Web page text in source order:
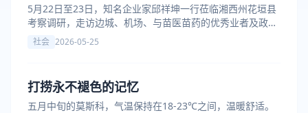
兴产业可持续发展
5月22日至23日，知名企业家邱祥坤一行莅临湘西州花垣县
考察调研，走访边城、机场、与苗医苗药的优秀业者及政府
有关领导和部门沟通交流，共谋发展。
社会 2026-05-25
打捞永不褪色的记忆
五月中旬的莫斯科，气温保持在18-23℃之间，温暖舒适。